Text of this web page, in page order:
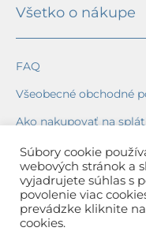
Všetko o nákupe
FAQ
Všeobecné obchodné
Ako nakupovať na
Ochrana osobných
Reklamačný poriadok
Spôsob a cena dopravy
Súbory cookie
webových stránok a
vyjadrujete súhlas s
povolenie viac
prevádzke kliknite
cookies.